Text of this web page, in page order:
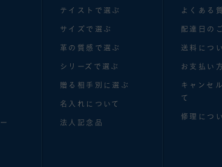
テイストで選ぶ
サイズで選ぶ
革の質感で選ぶ
シリーズで選ぶ
贈る相手別に選ぶ
名入れについて
法人記念品
よくある
配達日の
送料につ
お支払い
キャンセ
て
修理につ